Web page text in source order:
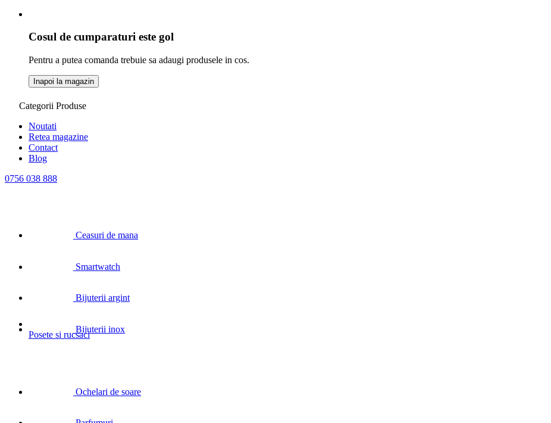
Cosul de cumparaturi este gol
Pentru a putea comanda trebuie sa adaugi produsele in cos.
Inapoi la magazin
Categorii Produse
Noutati
Retea magazine
Contact
Blog
0756 038 888
Ceasuri de mana
Smartwatch
Bijuterii argint
Bijuterii inox
Posete si rucsaci
Ochelari de soare